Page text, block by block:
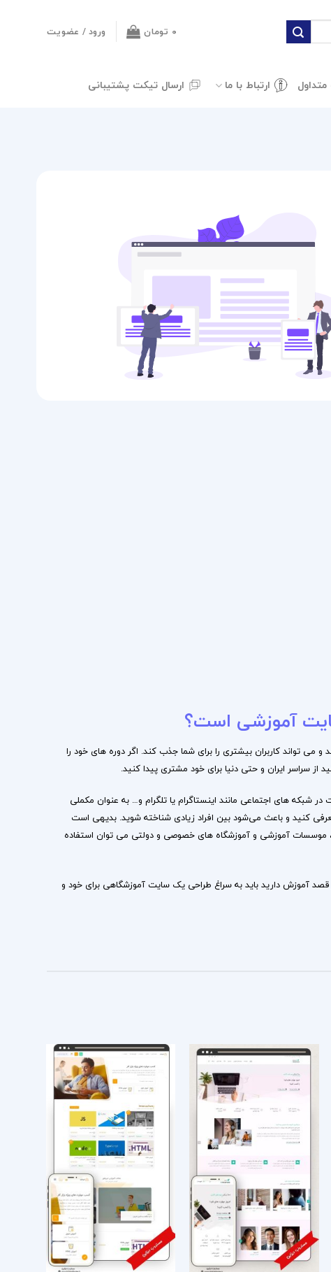
۰ تومان ورود / عضویت
ارتباط با ما ارسال تیکت پشتیبانی
آموزشی است؟
تواند کاربران بیشتری را برای شما جذب کند. اگر دوره‌ های خود را
از سراسر ایران و حتی دنیا برای خود مشتری پیدا کنید.
شبکه‌ های اجتماعی مانند اینستاگرام یا تلگرام و… به عنوان مکملی
کنید و باعث می‌شود بین افراد زیادی شناخته شوید. بدیهی است
موسسات آموزشی و آموزشگاه‌ های خصوصی و دولتی می‌ توان استفاده
آموزش دارید باید به سراغ طراحی یک سایت آموزشگاهی برای خود و
افزودن
مندی
ها
افزودن
علاقه
مندی